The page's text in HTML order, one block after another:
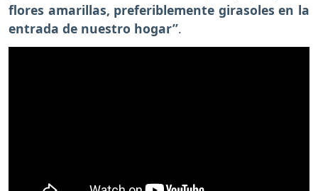
flores amarillas, preferiblemente girasoles en la
entrada de nuestro hogar”.